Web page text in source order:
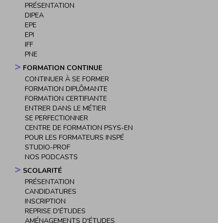
PRÉSENTATION
DIPEA
EPE
EPI
IFF
PNE
FORMATION CONTINUE
CONTINUER À SE FORMER
FORMATION DIPLÔMANTE
FORMATION CERTIFIANTE
ENTRER DANS LE MÉTIER
SE PERFECTIONNER
CENTRE DE FORMATION PSYS-EN
POUR LES FORMATEURS INSPÉ
STUDIO-PROF
NOS PODCASTS
SCOLARITÉ
PRÉSENTATION
CANDIDATURES
INSCRIPTION
REPRISE D'ÉTUDES
AMÉNAGEMENTS D'ÉTUDES